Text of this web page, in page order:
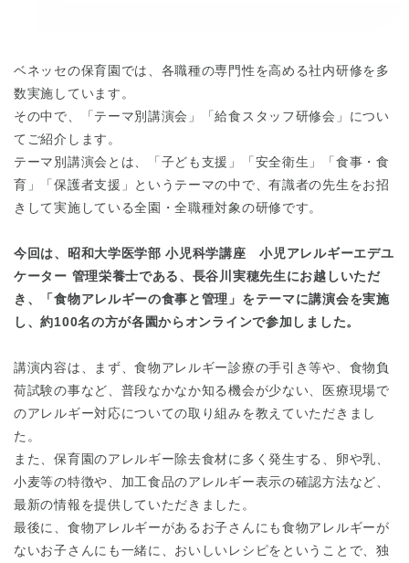
ベネッセの保育園では、各職種の専門性を高める社内研修を多
数実施しています。
その中で、「テーマ別講演会」「給食スタッフ研修会」につい
てご紹介します。
テーマ別講演会とは、「子ども支援」「安全衛生」「食事・食
育」「保護者支援」というテーマの中で、有識者の先生をお招
きして実施している全園・全職種対象の研修です。
今回は、昭和大学医学部 小児科学講座 小児アレルギーエデユ
ケーター 管理栄養士である、長谷川実穂先生にお越しいただ
き、「食物アレルギーの食事と管理」をテーマに講演会を実施
し、約100名の方が各園からオンラインで参加しました。
講演内容は、まず、食物アレルギー診療の手引き等や、食物負
荷試験の事など、普段なかなか知る機会が少ない、医療現場で
のアレルギー対応についての取り組みを教えていただきまし
た。
また、保育園のアレルギー除去食材に多く発生する、卵や乳、
小麦等の特徴や、加工食品のアレルギー表示の確認方法など、
最新の情報を提供していただきました。
最後に、食物アレルギーがあるお子さんにも食物アレルギーが
ないお子さんにも一緒に、おいしいレシピをということで、独